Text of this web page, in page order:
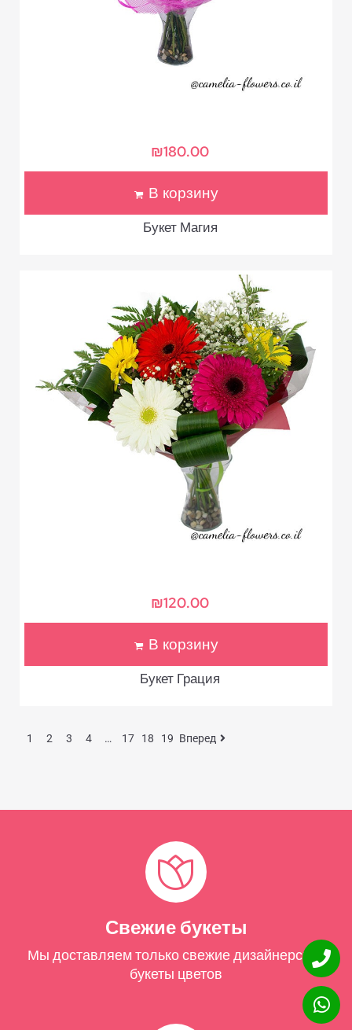
Букет Магия
₪180.00
В корзину
Букет Грация
₪120.00
В корзину
1 2 3 4 … 17 18 19 Вперед
Свежие букеты
Мы доставляем только свежие дизайнерские
букеты цветов